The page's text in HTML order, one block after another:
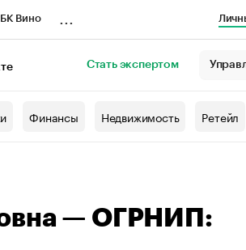
Вино
Стать экспертом
Финансы Недвижимость Ретейл
— ОГРНИП: